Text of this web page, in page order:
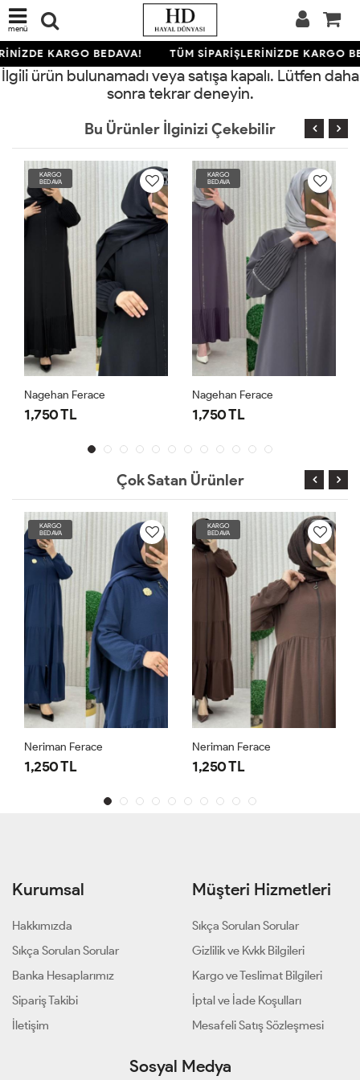
menü
KARGO BEDAVA! TÜM SİPARİŞLERİNİZDE KARGO
İlgili ürün bulunamadı veya satışa kapalı. Lütfen daha
sonra tekrar deneyin.
Bu Ürünler İlginizi Çekebilir
KARGO
BEDAVA
Nagehan Ferace
1,750 TL
KARGO
BEDAVA
Nagehan Ferace
1,750 TL
Çok Satan Ürünler
KARGO
BEDAVA
Neriman Ferace
1,250 TL
KARGO
BEDAVA
Neriman Ferace
1,250 TL
Kurumsal
Hakkımızda
Sıkça Sorulan Sorular
Banka Hesaplarımız
Sipariş Takibi
İletişim
Müşteri Hizmetleri
Sıkça Sorulan Sorular
Gizlilik ve Kvkk Bilgileri
Kargo ve Teslimat Bilgileri
İptal ve İade Koşulları
Mesafeli Satış Sözleşmesi
Sosyal Medya